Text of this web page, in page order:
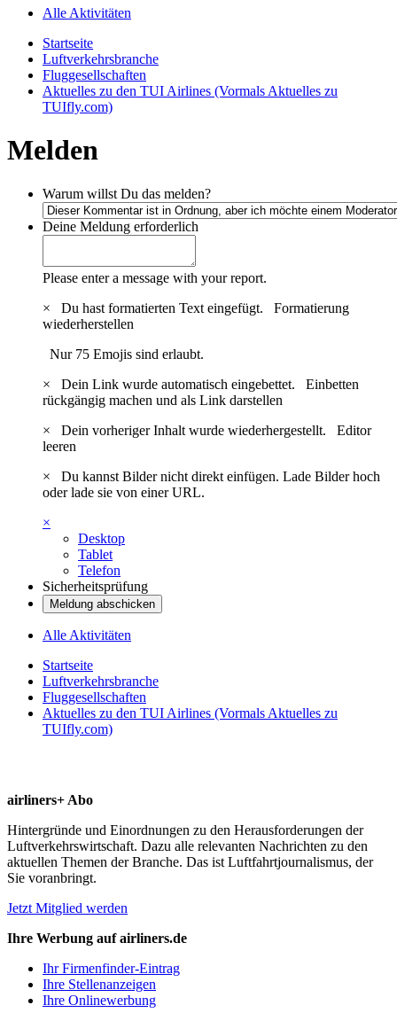
Alle Aktivitäten
Startseite
Luftverkehrsbranche
Fluggesellschaften
Aktuelles zu den TUI Airlines (Vormals Aktuelles zu
TUIfly.com)
Melden
Warum willst Du das melden?
Deine Meldung erforderlich
Please enter a message with your report.
×
Du hast formatierten Text eingefügt. Formatierung
wiederherstellen
Nur 75 Emojis sind erlaubt.
×
Dein Link wurde automatisch eingebettet. Einbetten
rückgängig machen und als Link darstellen
×
Dein vorheriger Inhalt wurde wiederhergestellt. Editor
leeren
×
Du kannst Bilder nicht direkt einfügen. Lade Bilder hoch
oder lade sie von einer URL.
×
Desktop
Tablet
Telefon
Sicherheitsprüfung
Meldung abschicken
Alle Aktivitäten
Startseite
Luftverkehrsbranche
Fluggesellschaften
Aktuelles zu den TUI Airlines (Vormals Aktuelles zu
TUIfly.com)
airliners+ Abo
Hintergründe und Einordnungen zu den Herausforderungen der
Luftverkehrswirtschaft. Dazu alle relevanten Nachrichten zu den
aktuellen Themen der Branche. Das ist Luftfahrtjournalismus, der
Sie voranbringt.
Jetzt Mitglied werden
Ihre Werbung auf airliners.de
Ihr Firmenfinder-Eintrag
Ihre Stellenanzeigen
Ihre Onlinewerbung